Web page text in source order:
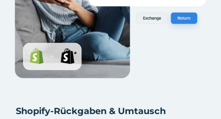
Shopify-Rückgaben & Umtausch